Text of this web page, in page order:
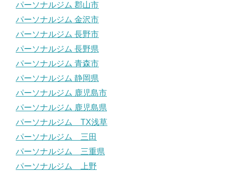
パーソナルジム 郡山市
パーソナルジム 金沢市
パーソナルジム 長野市
パーソナルジム 長野県
パーソナルジム 青森市
パーソナルジム 静岡県
パーソナルジム 鹿児島市
パーソナルジム 鹿児島県
パーソナルジム TX浅草
パーソナルジム 三田
パーソナルジム 三重県
パーソナルジム 上野